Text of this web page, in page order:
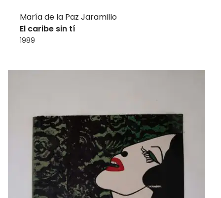
María de la Paz Jaramillo
El caribe sin tí
1989